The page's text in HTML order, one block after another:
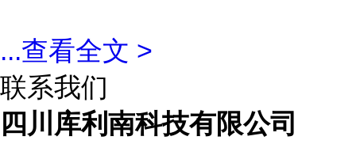
...查看全文 >
联系我们
四川库利南科技有限公司